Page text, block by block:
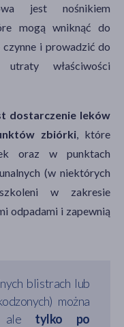
jest nośnikiem
mogą wniknąć do
i prowadzić do
właściwości
dostarczenie leków
zbiórki , które
oraz w punktach
(w niektórych
w zakresie
odpadami i zapewnią
blistrach lub
można
ale tylko po